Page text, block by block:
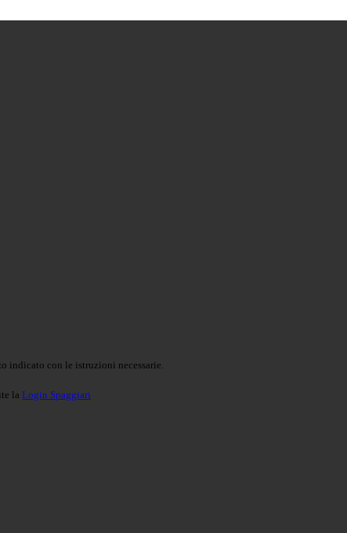
indicato con le istruzioni necessarie.
la Login Spaggiari